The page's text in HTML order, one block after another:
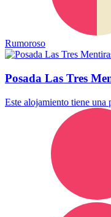
Rumoroso
Posada Las Tres
Este alojamiento tiene una